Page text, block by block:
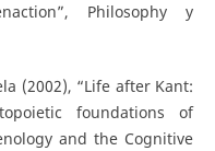
Philosophy y
(2002), “Life after Kant:
foundations of
and the Cognitive